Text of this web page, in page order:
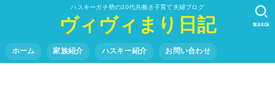
ハスキーガチ勢の30代共働き子育て夫婦ブログ
ヴィヴィまり日記
ホーム 家族紹介 ハスキー紹介 お問い合わせ
SEARCH